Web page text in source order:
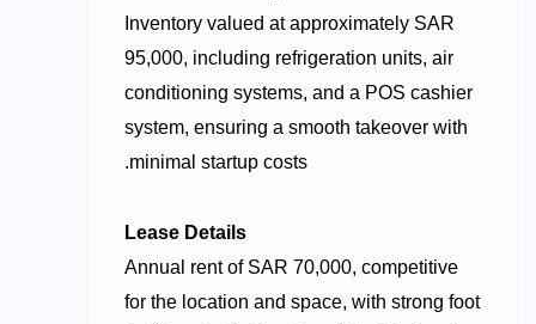
Inventory valued at approximately SAR
95,000, including refrigeration units, air
conditioning systems, and a POS cashier
system, ensuring a smooth takeover with
minimal startup costs.
Lease Details
Annual rent of SAR 70,000, competitive
for the location and space, with strong foot